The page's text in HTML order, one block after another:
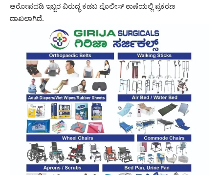
ಆರೋಪದಡಿ ಇಬ್ಬರ ವಿರುದ್ಧ ಕಡಬ ಪೊಲೀಸ್ ಠಾಣೆಯಲ್ಲಿ ಪ್ರಕರಣ
ದಾಖಲಾಗಿದೆ.